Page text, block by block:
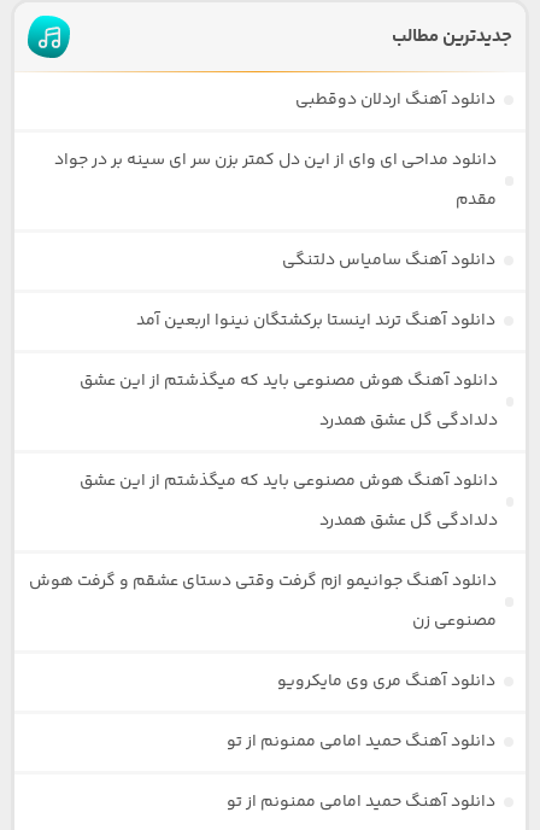
جدیدترین مطالب
دانلود آهنگ اردلان دوقطبی
دانلود مداحی ای وای از این دل کمتر بزن سر ای سینه بر در جواد
مقدم
دانلود آهنگ سامیاس دلتنگی
دانلود آهنگ ترند اینستا برکشتگان نینوا اربعین آمد
دانلود آهنگ هوش مصنوعی باید که میگذشتم از این عشق
دلدادگی گل عشق همدرد
دانلود آهنگ هوش مصنوعی باید که میگذشتم از این عشق
دلدادگی گل عشق همدرد
دانلود آهنگ جوانیمو ازم گرفت وقتی دستای عشقم و گرفت هوش
مصنوعی زن
دانلود آهنگ مری وی مایکرویو
دانلود آهنگ حمید امامی ممنونم از تو
دانلود آهنگ حمید امامی ممنونم از تو